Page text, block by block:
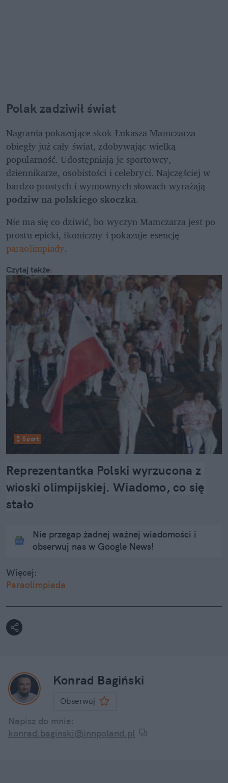
Polak zadziwił świat
Nagrania pokazujące skok Łukasza Mamczarza
obiegły już cały świat, zdobywając wielką
popularność. Udostępniają je sportowcy,
dziennikarze, osobistości i celebryci. Najczęściej w
podziw na polskiego skoczka.
Nie ma się co dziwić, bo wyczyn Mamczarza jest po
paraolimpiady.
Czytaj także:
Sport
Reprezentantka Polski wyrzucona z
wioski olimpijskiej. Wiadomo, co się
stało
Nie przegap żadnej ważnej wiadomości i
obserwuj nas w Google News!
Więcej:
Paraolimpiada
Konrad Bagiński
Obserwuj
Napisz do mnie:
konrad.baginski@innpoland.pl